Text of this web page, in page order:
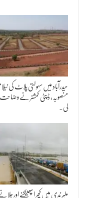
حیدرآباد میں سہولتی پلاٹ کی
منصوبہ، ڈپٹی کمشنر نے
لی۔
ملیر ندی میں کچرا پھینکنے اور